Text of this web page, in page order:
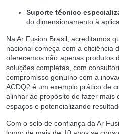
Suporte técnico
do dimensionamento à
Na Ar Fusion Brasil, acreditamos
nacional começa com a eficiência
oferecemos não apenas produtos
soluções completas, com
compromisso genuíno com a
ACDQ2 é um exemplo prático de
alinhar ao propósito de fazer mais
espaços e potencializando
Com o selo de confiança da Ar